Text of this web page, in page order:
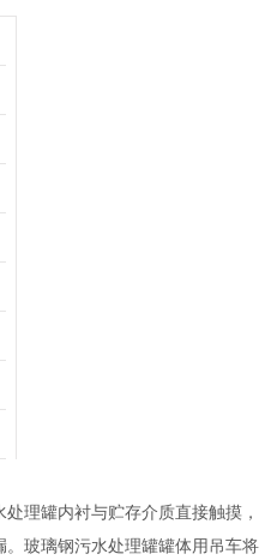
处理罐内衬与贮存介质直接触摸，
玻璃钢污水处理罐罐体用吊车将